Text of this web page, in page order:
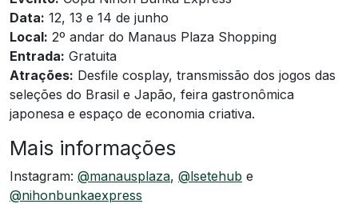
Data: 12, 13 e 14 de junho
Local: 2º andar do Manaus Plaza Shopping
Entrada: Gratuita
Atrações: Desfile cosplay, transmissão dos jogos das
seleções do Brasil e Japão, feira gastronômica
japonesa e espaço de economia criativa.
Mais informações
Instagram: @manausplaza, @lsetehub e
@nihonbunkaexpress